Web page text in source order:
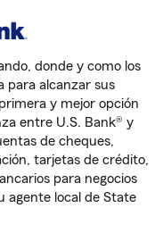
donde y como los
para alcanzar sus
y mejor opción
entre U.S. Bank® y
de cheques,
tarjetas de crédito,
para negocios
agente local de State